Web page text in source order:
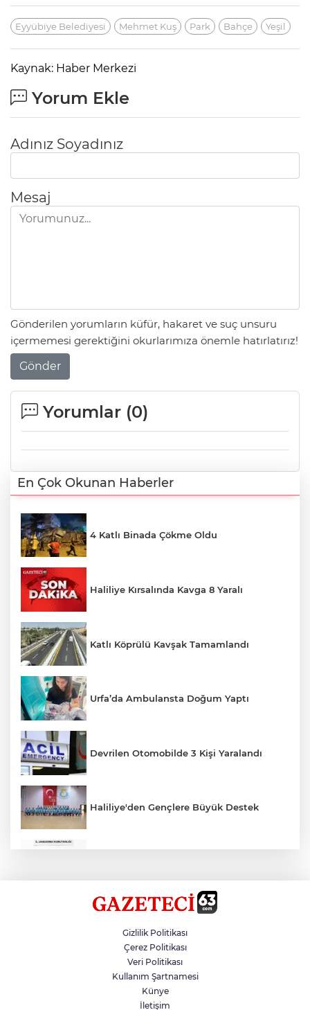
Eyyübiye Belediyesi Mehmet Kuş Park Bahçe Yeşil
Kaynak: Haber Merkezi
Yorum Ekle
Adınız Soyadınız
Mesaj
Gönderilen yorumların küfür, hakaret ve suç unsuru
içermemesi gerektiğini okurlarımıza önemle hatırlatırız!
Gönder
Yorumlar (0)
En Çok Okunan Haberler
4 Katlı Binada Çökme Oldu
Haliliye Kırsalında Kavga 8 Yaralı
Katlı Köprülü Kavşak Tamamlandı
Urfa’da Ambulansta Doğum Yaptı
Devrilen Otomobilde 3 Kişi Yaralandı
Haliliye'den Gençlere Büyük Destek
Hikmet Başak’tan Ulaşım Çalışması
Gizlilik Politikası
Çerez Politikası
Veri Politikası
Kullanım Şartnamesi
Künye
İletişim